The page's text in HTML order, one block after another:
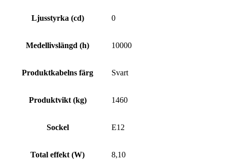
Ljusstyrka (cd) 0
Medellivslängd (h) 10000
Produktkabelns färg Svart
Produktvikt (kg) 1460
Sockel E12
Total effekt (W) 8,10